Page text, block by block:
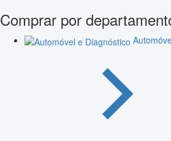
Comprar por